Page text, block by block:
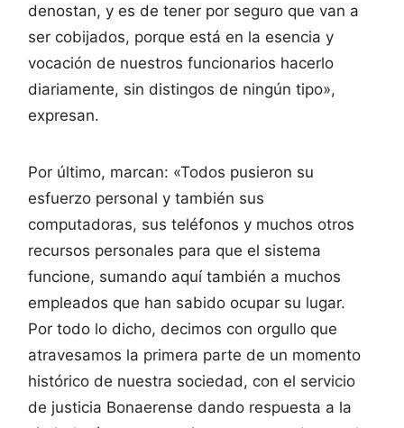
denostan, y es de tener por seguro que van a
ser cobijados, porque está en la esencia y
vocación de nuestros funcionarios hacerlo
diariamente, sin distingos de ningún tipo»,
expresan.
Por último, marcan: «Todos pusieron su
esfuerzo personal y también sus
computadoras, sus teléfonos y muchos otros
recursos personales para que el sistema
funcione, sumando aquí también a muchos
empleados que han sabido ocupar su lugar.
Por todo lo dicho, decimos con orgullo que
atravesamos la primera parte de un momento
histórico de nuestra sociedad, con el servicio
de justicia Bonaerense dando respuesta a la